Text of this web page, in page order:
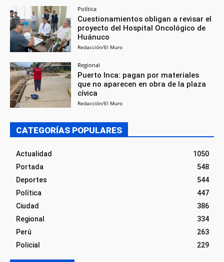
Política
Cuestionamientos obligan a revisar el
proyecto del Hospital Oncológico de
Huánuco
Redacción/El Muro
Regional
Puerto Inca: pagan por materiales
que no aparecen en obra de la plaza
cívica
Redacción/El Muro
CATEGORÍAS POPULARES
Actualidad
1050
Portada
548
Deportes
544
Política
447
Ciudad
386
Regional
334
Perú
263
Policial
229